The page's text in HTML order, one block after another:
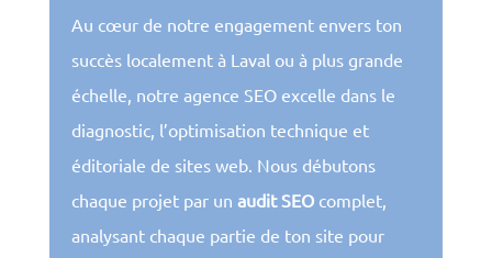
Au cœur de notre engagement envers ton
succès localement à Laval ou à plus grande
échelle, notre agence SEO excelle dans le
diagnostic, l’optimisation technique et
éditoriale de sites web. Nous débutons
chaque projet par un audit SEOcomplet,
analysant chaque partie de ton site pour